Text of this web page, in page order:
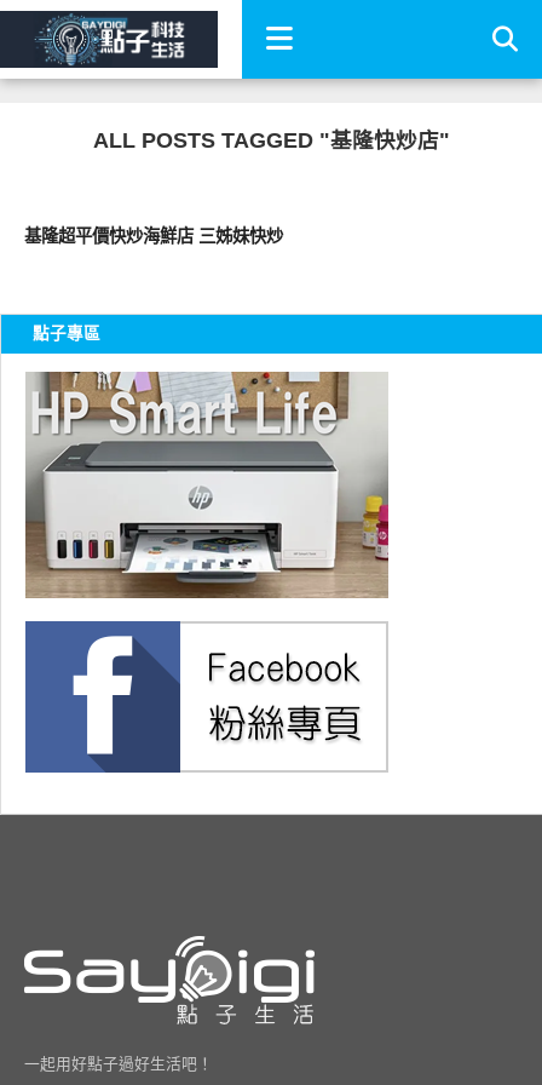
ALL POSTS TAGGED "基隆快炒店"
基隆超平價快炒海鮮店 三姊妹快炒
點子專區
一起用好點子過好生活吧！